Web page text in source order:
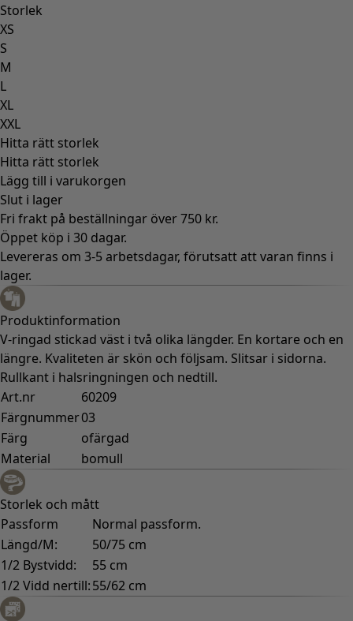
Storlek
XS
S
M
L
XL
XXL
Hitta rätt storlek
Hitta rätt storlek
Lägg till i varukorgen
Slut i lager
Fri frakt på beställningar över 750 kr.
Öppet köp i 30 dagar.
Levereras om 3-5 arbetsdagar, förutsatt att varan finns i
lager.
Produktinformation
V-ringad stickad väst i två olika längder. En kortare och en
längre. Kvaliteten är skön och följsam. Slitsar i sidorna.
Rullkant i halsringningen och nedtill.
Art.nr
60209
Färgnummer03
Färg
ofärgad
Material
bomull
Storlek och mått
Passform
Normal passform.
Längd/M:
50/75 cm
1/2 Bystvidd:
55 cm
1/2 Vidd nertill:55/62 cm